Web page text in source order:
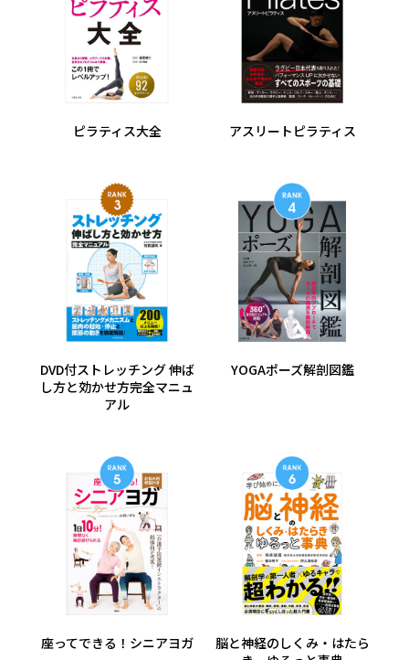
ピラティス大全 アスリートピラティス
DVD付ストレッチング 伸ば
し方と効かせ方完全マニュ
アル
YOGAポーズ解剖図鑑
座ってできる！シニアヨガ
脳と神経のしくみ・はたら